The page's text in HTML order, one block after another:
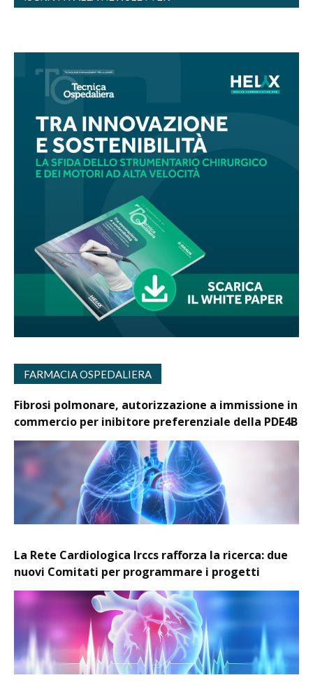
FARMACIA OSPEDALIERA
Fibrosi polmonare, autorizzazione a immissione in
commercio per inibitore preferenziale della PDE4B
La Rete Cardiologica Irccs rafforza la ricerca: due
nuovi Comitati per programmare i progetti